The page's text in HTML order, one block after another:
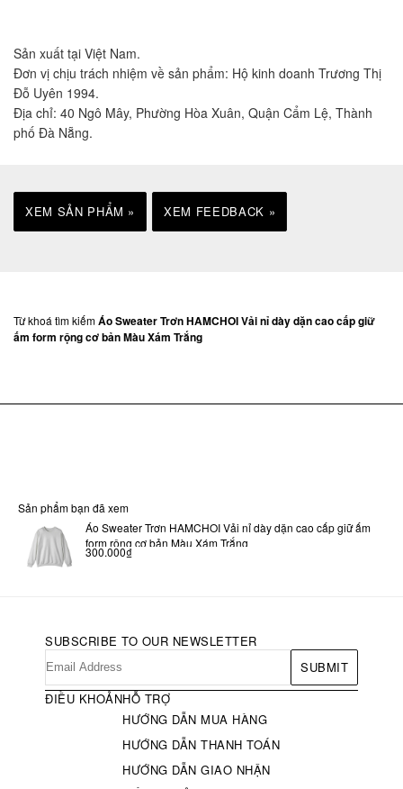
Sản xuất tại Việt Nam.
Đơn vị chịu trách nhiệm về sản phẩm: Hộ kinh doanh Trương Thị
Đỗ Uyên 1994.
Địa chỉ: 40 Ngô Mây, Phường Hòa Xuân, Quận Cẩm Lệ, Thành
phố Đà Nẵng.
XEM SẢN PHẨM » XEM FEEDBACK »
Từ khoá tìm kiếmÁo Sweater Trơn HAMCHOI Vải nỉ dày dặn cao cấp giữ
ấm form rộng cơ bản Màu Xám Trắng
Sản phẩm bạn đã xem
Áo Sweater Trơn HAMCHOI Vải nỉ dày dặn cao cấp giữ ấm
form rộng cơ bản Màu Xám Trắng
300.000₫
SUBSCRIBE TO OUR NEWSLETTER
SUBMIT
ĐIỀU KHOẢNHỖ TRỢ
HƯỚNG DẪN MUA HÀNG
HƯỚNG DẪN THANH TOÁN
HƯỚNG DẪN GIAO NHẬN